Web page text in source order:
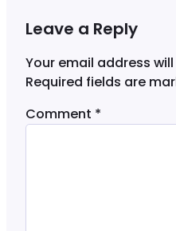
Leave a Reply
Your email address
Required fields are
Comment *